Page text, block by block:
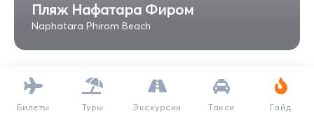
Пляж Нафатара Фиром
Naphatara Phirom Beach
Билеты Туры Экскурсии Такси Гайд